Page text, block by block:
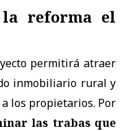
la reforma el
permitirá atraer
inmobiliario rural y
los propietarios. Por
las trabas que